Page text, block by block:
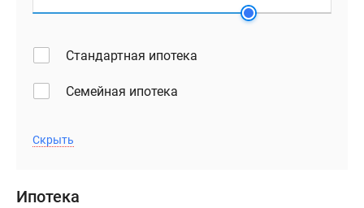
Стандартная ипотека
Семейная ипотека
Скрыть
Ипотека